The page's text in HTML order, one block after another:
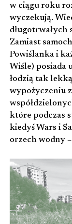
w ciągu roku
wyczekują.
długotrwałych
Zamiast
Powiślanka i
Wiśle) posiada
łodzią tak
wypożyczeniu
które podczas
kiedyś Wars i
orzech wodny